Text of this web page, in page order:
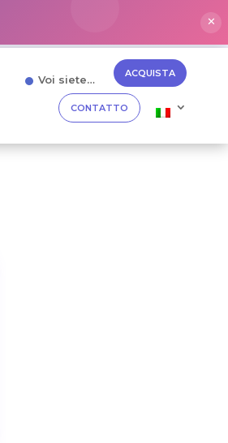
✕
Voi siete… ACQUISTA
CONTATTO